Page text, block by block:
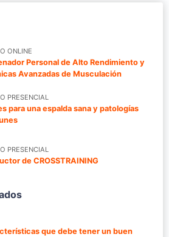
ONLINE
Personal de Alto Rendimiento y
Avanzadas de Musculación
PRESENCIAL
para una espalda sana y patologías
PRESENCIAL
de CROSSTRAINING
que debe tener un buen